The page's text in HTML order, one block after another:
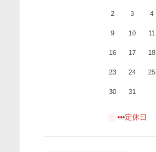
2 3 4
9 10 11
16 17 18
23 24 25
30 31
•••定休日